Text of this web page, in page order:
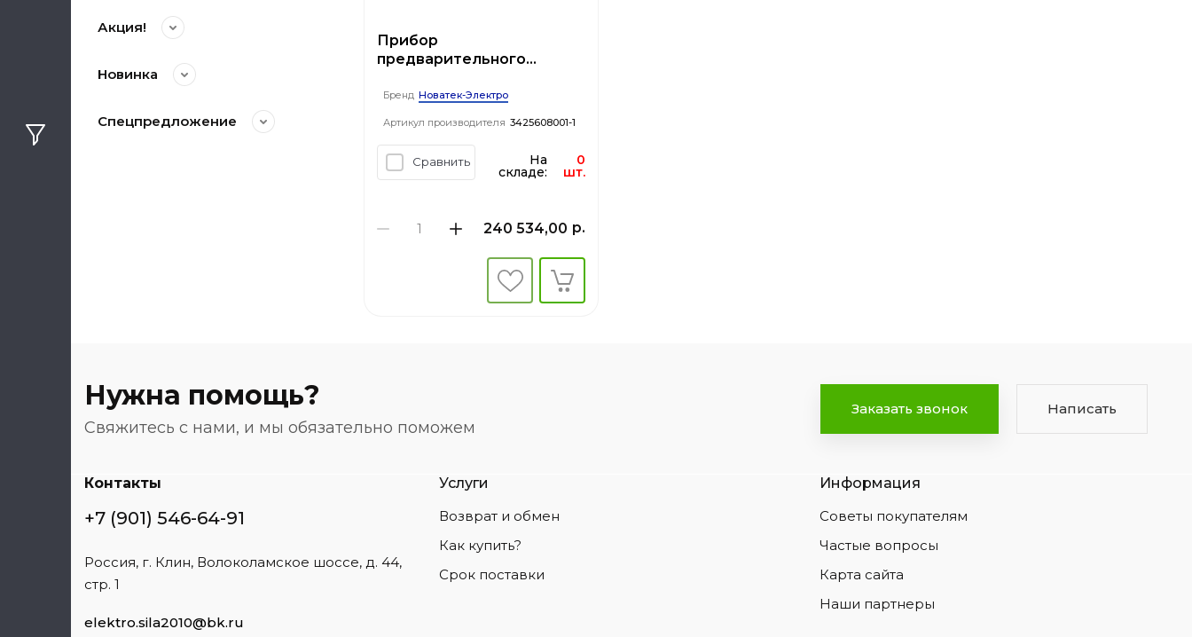
Акция!
Новинка
Спецпредложение
Прибор
предварительного
изоляции ППКСИ-01 (в
Бренд Новатек-Электро
Артикул производителя 3425608001-1
Сравнить На
складе:
0
шт.
240 534,00 р.
Нужна помощь?
Свяжитесь с нами, и мы обязательно поможем
Заказать звонок Написать
Контакты
+7 (901) 546-64-91
Россия, г. Клин, Волоколамское шоссе, д. 44,
стр. 1
elektro.sila2010@bk.ru
Услуги
Возврат и обмен
Как купить?
Срок поставки
Информация
Советы покупателям
Частые вопросы
Карта сайта
Наши партнеры